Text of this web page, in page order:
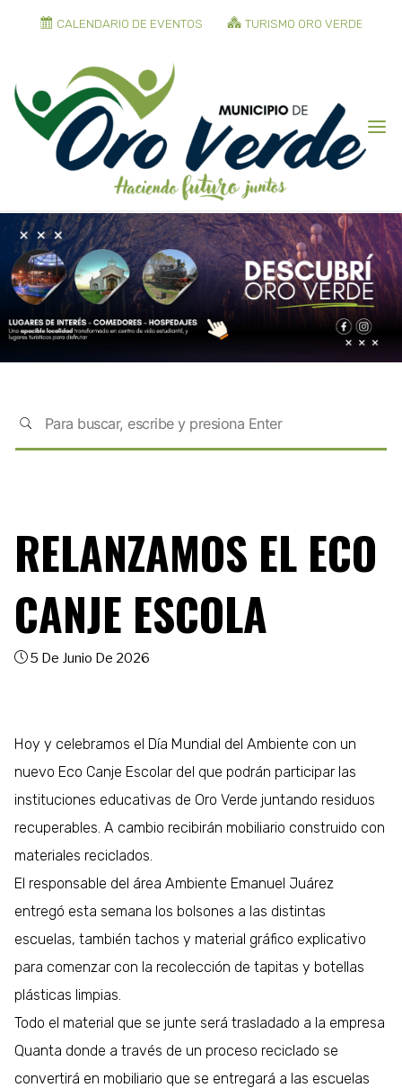
CALENDARIO DE EVENTOS TURISMO ORO VERDE
RELANZAMOS EL ECO
CANJE ESCOLA
5 De Junio De 2026
Hoyy celebramos el Día Mundial del Ambiente con un
nuevo Eco Canje Escolar del que podrán participar las
instituciones educativas de Oro Verde juntando residuos
recuperables. A cambio recibirán mobiliario construido con
materiales reciclados.
El responsable del área Ambiente Emanuel Juárez
entregó esta semana los bolsones a las distintas
escuelas, también tachos y material gráfico explicativo
para comenzar con la recolección de tapitas y botellas
plásticas limpias.
Todo el material que se junte será trasladado a la empresa
Quanta donde a través de un proceso reciclado se
convertirá en mobiliario que se entregará a las escuelas